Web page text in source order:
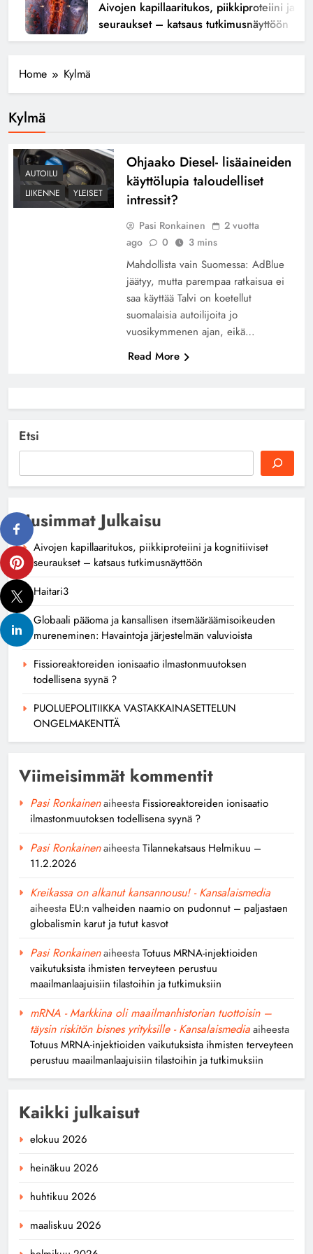
Aivojen kapillaaritukos, piikkiproteiini ja
seuraukset – katsaus tutkimusnäyttöön
Home Kylmä
Kylmä
AUTOILU
LIIKENNE
YLEISET
Ohjaako Diesel- lisäaineiden
käyttölupia taloudelliset
intressit?
Pasi Ronkainen
2 vuotta
ago
0 3 mins
Mahdollista vain Suomessa: AdBlue
jäätyy, mutta parempaa ratkaisua ei
saa käyttää Talvi on koetellut
suomalaisia autoilijoita jo
vuosikymmenen ajan, eikä…
Read More
Etsi
Uusimmat Julkaisu
Aivojen kapillaaritukos, piikkiproteiini ja kognitiiviset
seuraukset – katsaus tutkimusnäyttöön
Haitari3
Globaali pääoma ja kansallisen itsemääräämisoikeuden
mureneminen: Havaintoja järjestelmän valuvioista
Fissioreaktoreiden ionisaatio ilmastonmuutoksen
todellisena syynä ?
PUOLUEPOLITIIKKA VASTAKKAINASETTELUN
ONGELMAKENTTÄ
Viimeisimmät kommentit
Pasi Ronkainenaiheesta Fissioreaktoreiden ionisaatio
ilmastonmuutoksen todellisena syynä ?
Pasi RonkainenaiheestaTilannekatsaus Helmikuu –
11.2.2026
Kreikassa on alkanut kansannousu! - Kansalaismedia
aiheesta EU:n valheiden naamio on pudonnut – paljastaen
globalismin karut ja tutut kasvot
Pasi RonkainenaiheestaTotuus MRNA-injektioiden
vaikutuksista ihmisten terveyteen perustuu
maailmanlaajuisiin tilastoihin ja tutkimuksiin
mRNA - Markkina oli maailmanhistorian tuottoisin –
täysin riskitön bisnes yrityksille - Kansalaismediaaiheesta
Totuus MRNA-injektioiden vaikutuksista ihmisten terveyteen
perustuu maailmanlaajuisiin tilastoihin ja tutkimuksiin
Kaikki julkaisut
elokuu 2026
heinäkuu 2026
huhtikuu 2026
maaliskuu 2026